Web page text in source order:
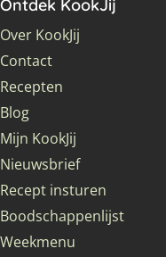
Ontdek KookJij
Over KookJij
Contact
Recepten
Blog
Mijn KookJij
Nieuwsbrief
Recept insturen
Boodschappenlijst
Weekmenu